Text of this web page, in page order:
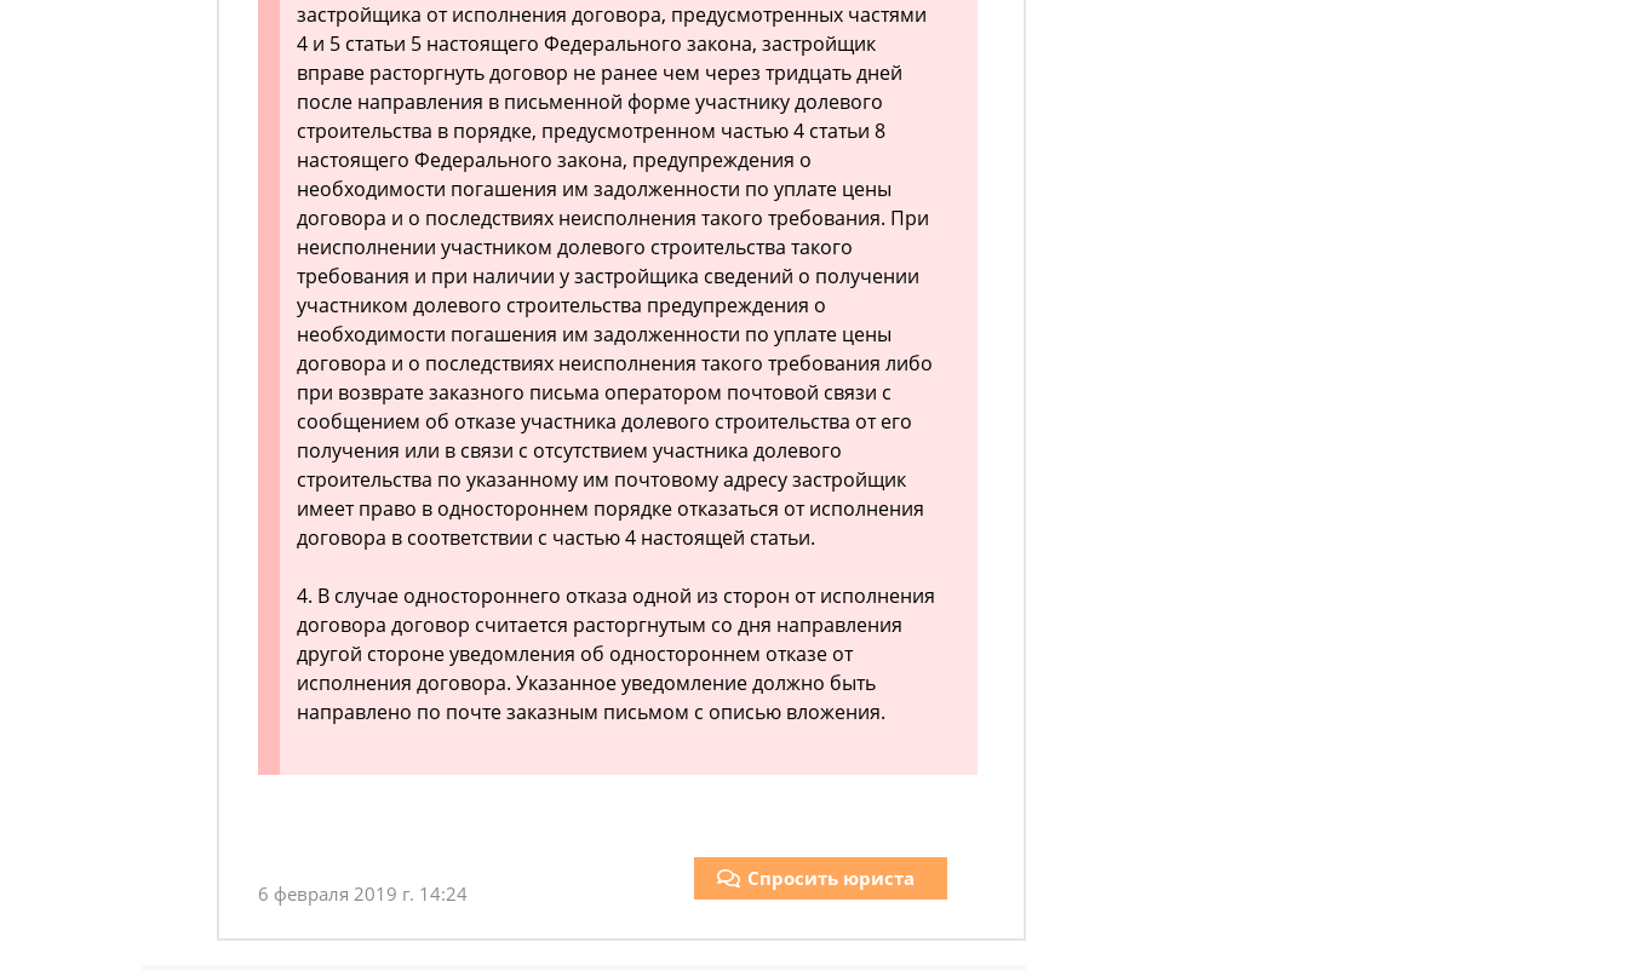
застройщика от исполнения договора, предусмотренных частями
4 и 5 статьи 5 настоящего Федерального закона, застройщик
вправе расторгнуть договор не ранее чем через тридцать дней
после направления в письменной форме участнику долевого
строительства в порядке, предусмотренном частью 4 статьи 8
настоящего Федерального закона, предупреждения о
необходимости погашения им задолженности по уплате цены
договора и о последствиях неисполнения такого требования. При
неисполнении участником долевого строительства такого
требования и при наличии у застройщика сведений о получении
участником долевого строительства предупреждения о
необходимости погашения им задолженности по уплате цены
договора и о последствиях неисполнения такого требования либо
при возврате заказного письма оператором почтовой связи с
сообщением об отказе участника долевого строительства от его
получения или в связи с отсутствием участника долевого
строительства по указанному им почтовому адресу застройщик
имеет право в одностороннем порядке отказаться от исполнения
договора в соответствии с частью 4 настоящей статьи.
4. В случае одностороннего отказа одной из сторон от исполнения
договора договор считается расторгнутым со дня направления
другой стороне уведомления об одностороннем отказе от
исполнения договора. Указанное уведомление должно быть
направлено по почте заказным письмом с описью вложения.
6 февраля 2019 г. 14:24
Спросить юриста